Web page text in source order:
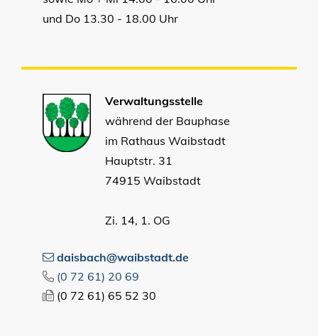
und Do 13.30 - 18.00 Uhr
Verwaltungsstelle
während der Bauphase
im Rathaus Waibstadt
Hauptstr. 31
74915 Waibstadt
Zi. 14, 1. OG
daisbach@waibstadt.de
(0 72 61) 20 69
(0 72 61) 65 52 30